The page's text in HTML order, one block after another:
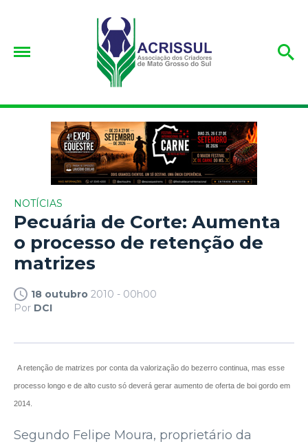
NOTÍCIAS
Pecuária de Corte: Aumenta
o processo de retenção de
matrizes
18 outubro 2010 - 00h00
Por DCI
A retenção de matrizes por conta da valorização do bezerro continua, mas esse
processo longo e de alto custo só deverá gerar aumento de oferta de boi gordo em
2014.
Segundo Felipe Moura, proprietário da